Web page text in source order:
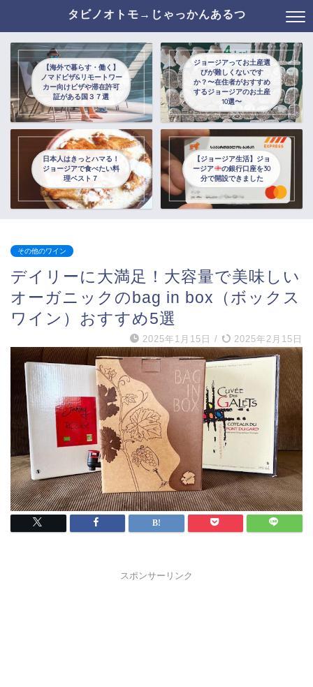
タビノオトモ→じゃっかんあるつ
【海外で暮らす・働く】
ノマドビザ&リモートワー
カー向けビザや滞在許可
証がある国３７選
ジョージアってお土産選
びが難しくないです
か？〜在住者がおすすめ
するジョージアのお土産
10選〜
日本人はきっとハマる！
ジョージアで食べたい料
理ベスト７
【ジョージア生活】ジョ
ージア
の銀行口座を30
分で開設できました
その他のワイン
デイリーに大満足！大容量で美味しい
オーガニックのbag in box（ボックス
ワイン）おすすめ5選
2025年1月15日 / 2025年2月15日
スポンサーリンク